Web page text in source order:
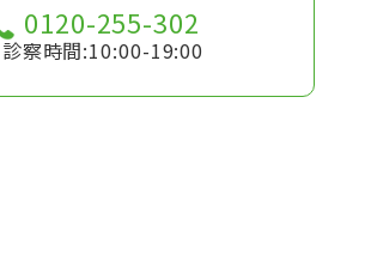
0120-255-302
診察時間:10:00-19:00